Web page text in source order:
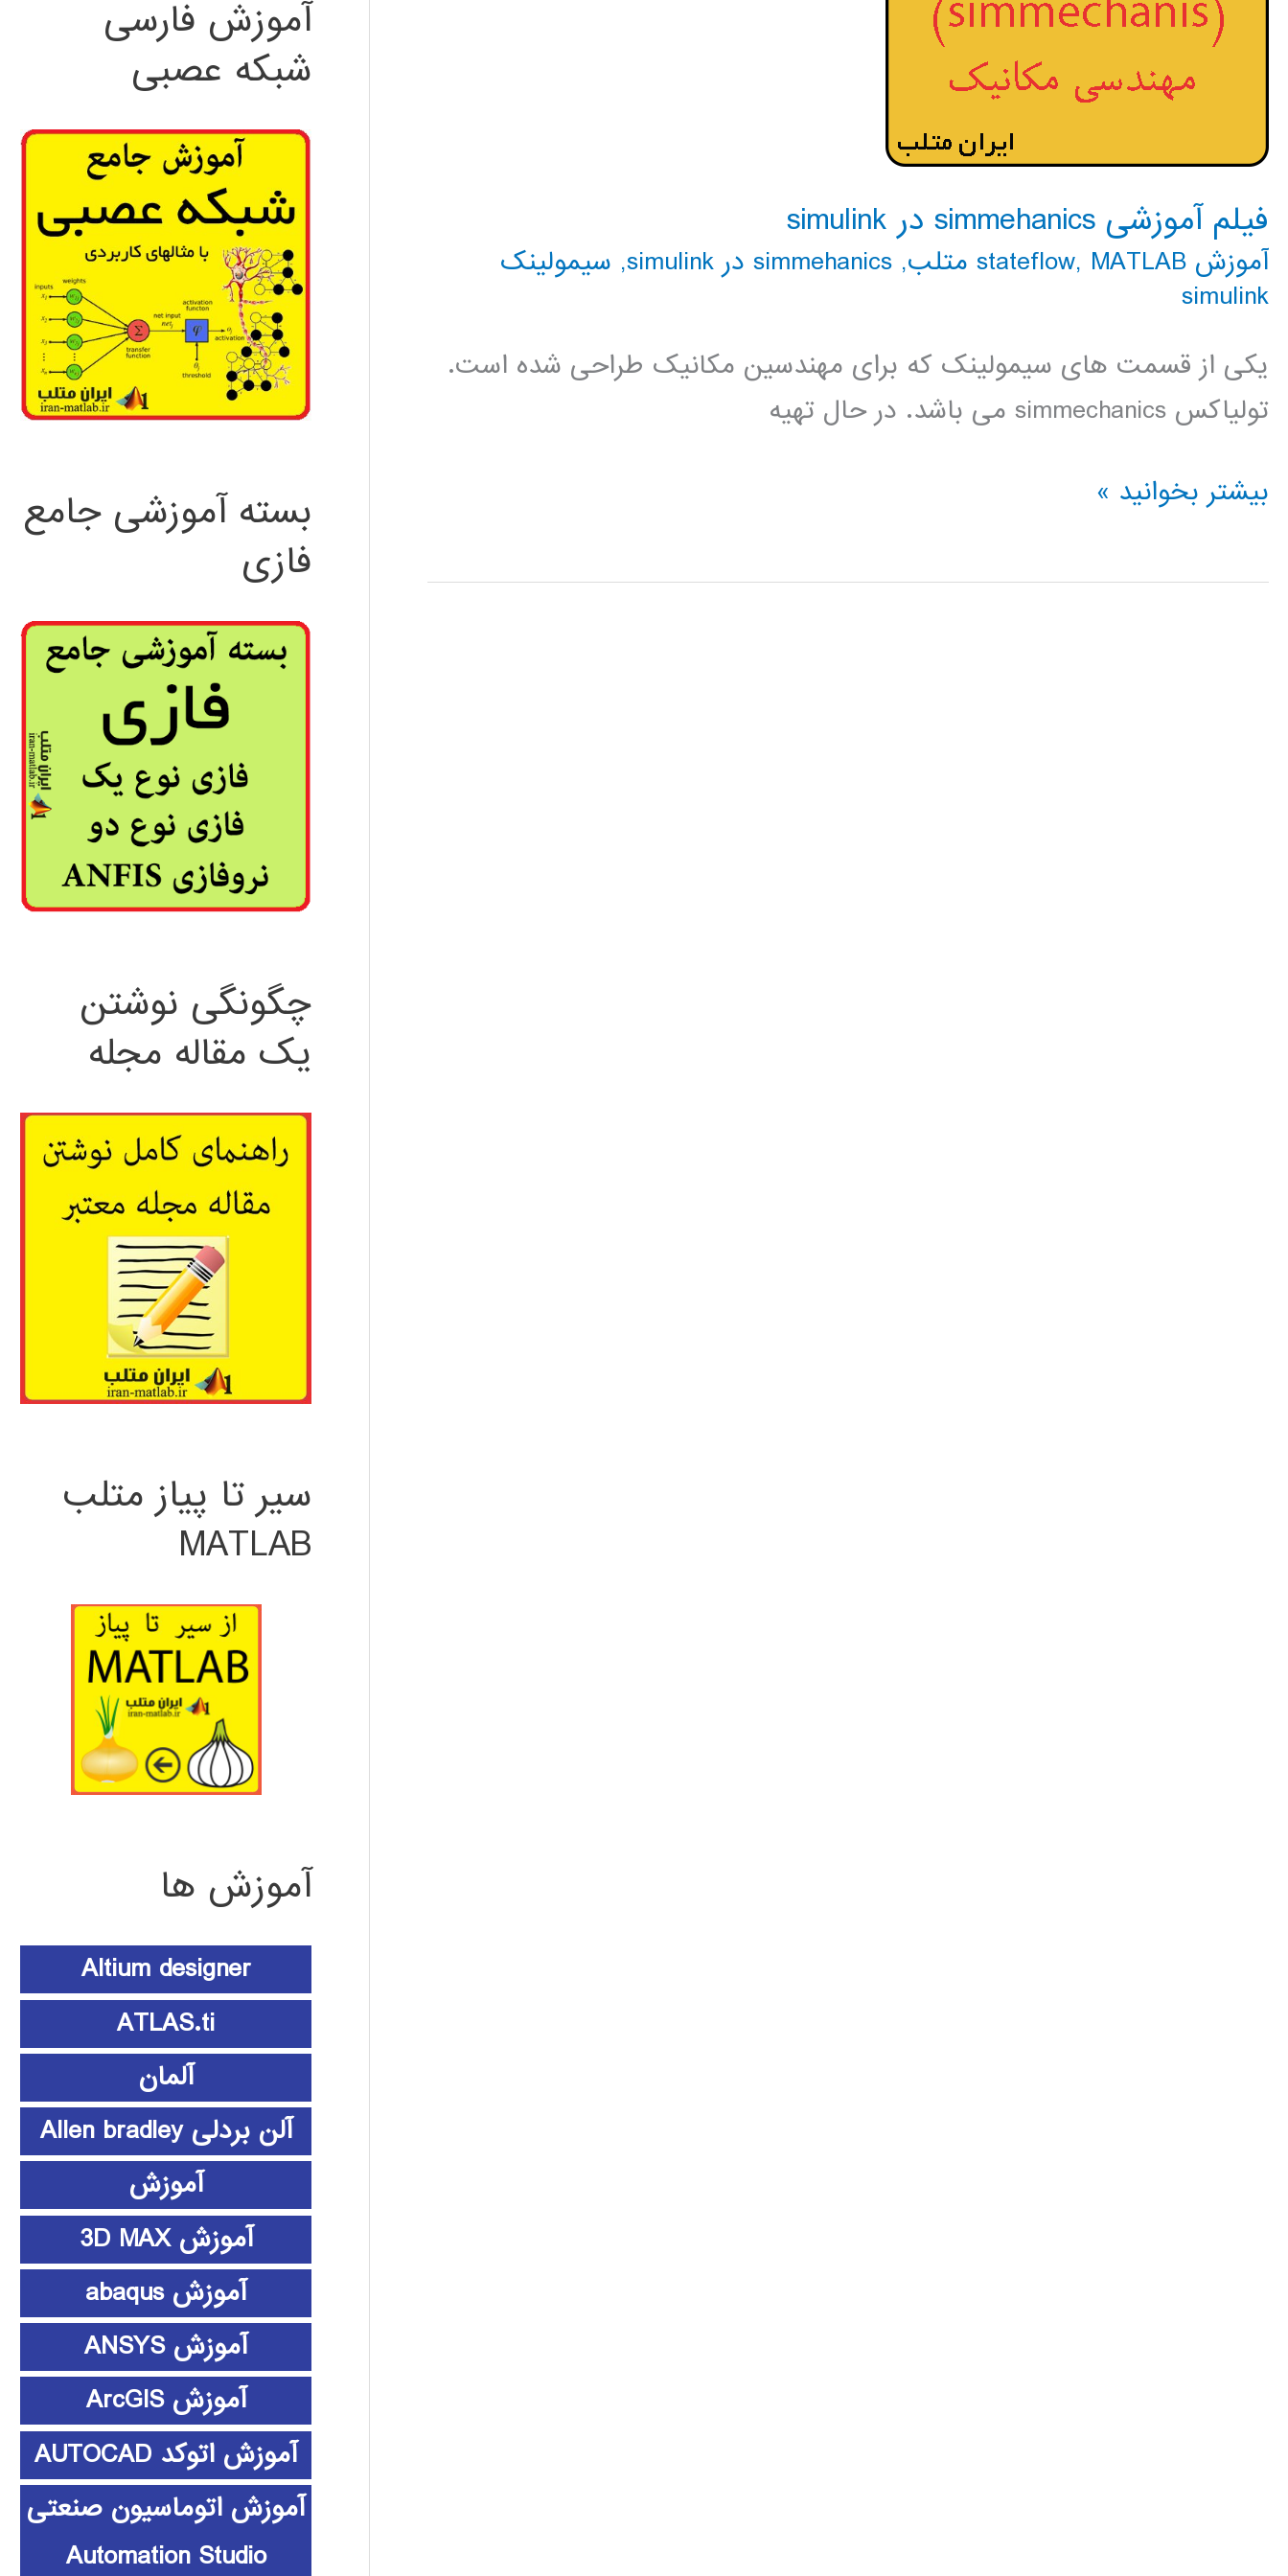
فیلم آموزشی simmehanics در simulink
آموزش stateflow , MATLAB متلب , simmehanics در simulink , سیمولینک
simulink
یکی از قسمت های سیمولینک که برای مهندسین مکانیک طراحی شده است.
تولیاکس simmechanics می باشد. در حال تهیه
فیلم
simmehanics
بیشتر بخوانید »
آموزش فارسی
شبکه عصبی
بسته آموزشی جامع
فازی
چگونگی نوشتن
یک مقاله مجله
سیر تا پیاز متلب
MATLAB
آموزش ها
Altium designer
ATLAS.ti
آلمان
آلن بردلی Allen bradley
آموزش
آموزش 3D MAX
آموزش abaqus
آموزش ANSYS
آموزش ArcGIS
آموزش اتوکد AUTOCAD
آموزش اتوماسیون صنعتی
Automation Studio